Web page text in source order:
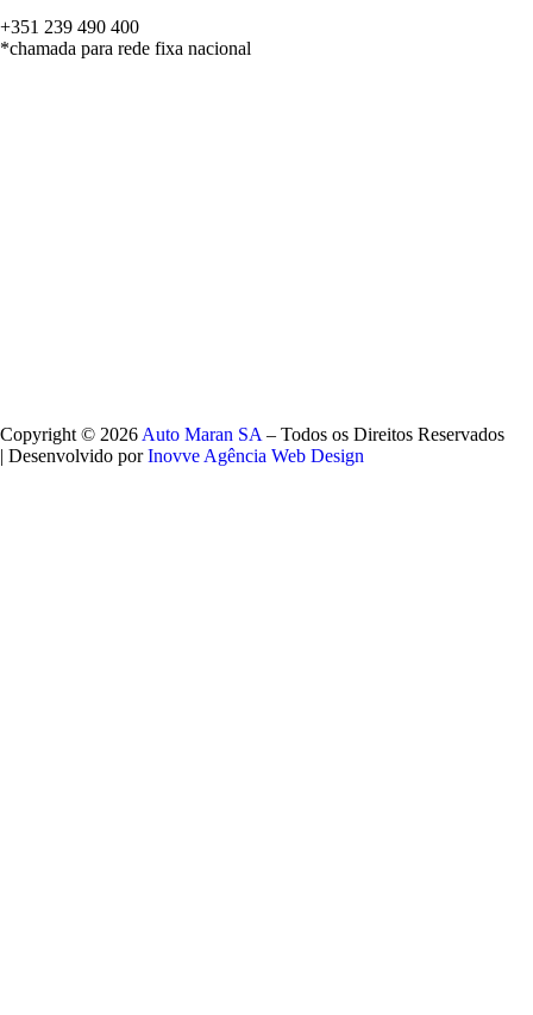
+351 239 490 400
*chamada para rede fixa nacional
Copyright © 2026Auto Maran SA– Todos os Direitos Reservados
| Desenvolvido porInovve Agência Web Design